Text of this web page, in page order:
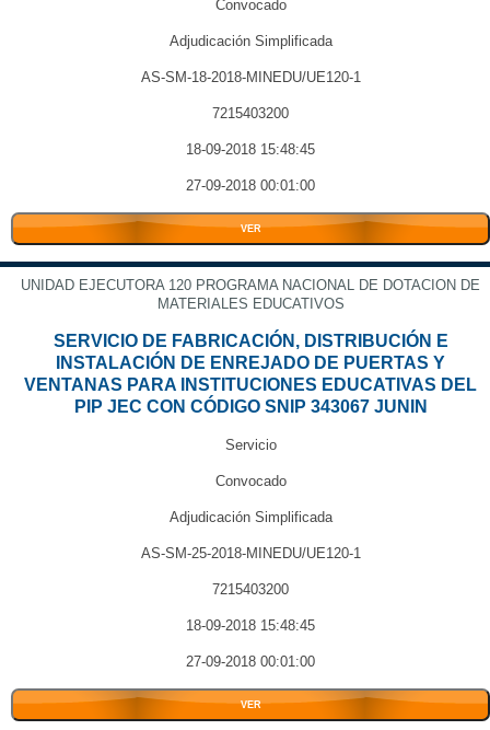
Convocado
Adjudicación Simplificada
AS-SM-18-2018-MINEDU/UE120-1
7215403200
18-09-2018 15:48:45
27-09-2018 00:01:00
VER
UNIDAD EJECUTORA 120 PROGRAMA NACIONAL DE DOTACION DE
MATERIALES EDUCATIVOS
SERVICIO DE FABRICACIÓN, DISTRIBUCIÓN E
INSTALACIÓN DE ENREJADO DE PUERTAS Y
VENTANAS PARA INSTITUCIONES EDUCATIVAS DEL
PIP JEC CON CÓDIGO SNIP 343067 JUNIN
Servicio
Convocado
Adjudicación Simplificada
AS-SM-25-2018-MINEDU/UE120-1
7215403200
18-09-2018 15:48:45
27-09-2018 00:01:00
VER